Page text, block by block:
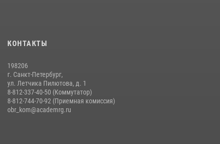
КОНТАКТЫ
198206
г. Санкт-Петербург,
ул. Летчика Пилютова, д. 1
8-812-337-40-50 (Коммутатор)
8-812-744-70-92 (Приемная комиссия)
obr_kom@academrg.ru